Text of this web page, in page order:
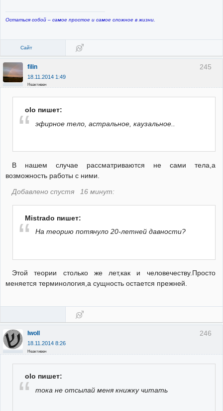
Остаться собой – самое простое и самое сложное в жизни.
Сайт
245
filin
18.11.2014 1:49
Неактивен
olo пишет:
эфирное тело, астральное, каузальное..
В нашем случае рассматриваются не сами тела,а
возможность работы с ними.
Добавлено спустя 16 минут:
Mistrado пишет:
На теорию потянуло 20-летней давности?
Этой теории столько же лет,как и человечеству.Просто
меняется терминология,а сущность остается прежней.
246
Iwoll
18.11.2014 8:26
Неактивен
olo пишет:
тока не отсылай меня книжку читать